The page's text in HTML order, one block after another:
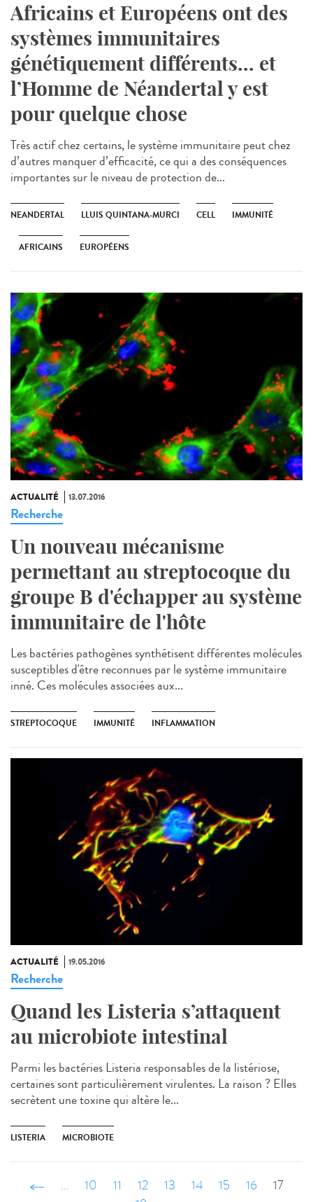
Africains et Européens ont des
systèmes immunitaires
génétiquement différents... et
l’Homme de Néandertal y est
pour quelque chose
Très actif chez certains, le système immunitaire peut chez
d’autres manquer d’efficacité, ce qui a des conséquences
importantes sur le niveau de protection de...
NEANDERTAL LLUIS QUINTANA-MURCI CELL IMMUNITÉ
AFRICAINS EUROPÉENS
ACTUALITÉ 13.07.2016
Recherche
Un nouveau mécanisme
permettant au streptocoque du
groupe B d'échapper au système
immunitaire de l'hôte
Les bactéries pathogènes synthétisent différentes molécules
susceptibles d'être reconnues par le système immunitaire
inné. Ces molécules associées aux...
STREPTOCOQUE IMMUNITÉ INFLAMMATION
ACTUALITÉ 19.05.2016
Recherche
Quand les Listeria s’attaquent
au microbiote intestinal
Parmi les bactéries Listeria responsables de la listériose,
certaines sont particulièrement virulentes. La raison ? Elles
secrètent une toxine qui altère le...
LISTERIA MICROBIOTE
‹ précédent
… 10 11 12 13 14 15 16
17